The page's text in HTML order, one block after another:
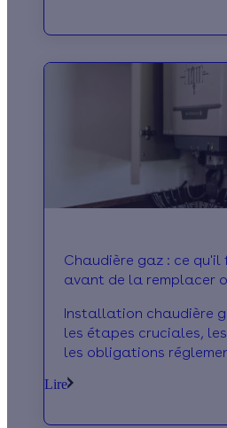
Chaudière gaz : ce
avant de la remplacer
Installation chaudière
les étapes cruciales,
les obligations
Lire